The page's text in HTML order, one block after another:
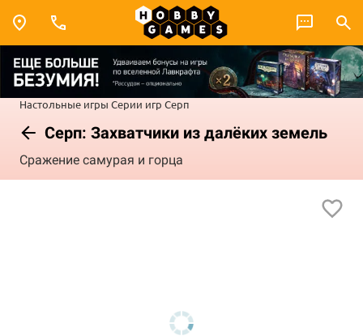
Настольные игры Серии игр Серп
Серп: Захватчики из далёких земель
Сражение самурая и горца